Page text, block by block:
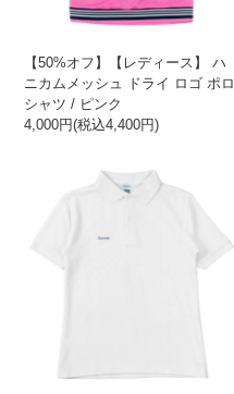
【50%オフ】【レディース】 ハ
ニカムメッシュ ドライ ロゴ ポロ
シャツ / ピンク
4,000円(税込4,400円)